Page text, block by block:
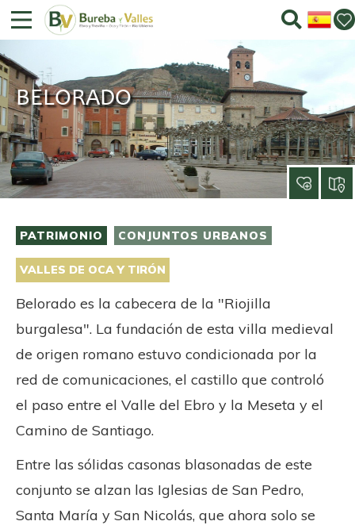
BELORADO
PATRIMONIO CONJUNTOS URBANOS
VALLES DE OCA Y TIRÓN
Belorado es la cabecera de la "Riojilla
burgalesa". La fundación de esta villa medieval
de origen romano estuvo condicionada por la
red de comunicaciones, el castillo que controló
el paso entre el Valle del Ebro y la Meseta y el
Camino de Santiago.
Entre las sólidas casonas blasonadas de este
conjunto se alzan las Iglesias de San Pedro,
Santa María y San Nicolás, que ahora solo se